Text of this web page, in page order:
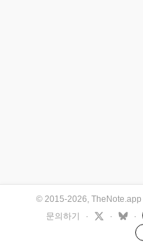
© 2015-2026, TheNote.app
문의하기
· · ·